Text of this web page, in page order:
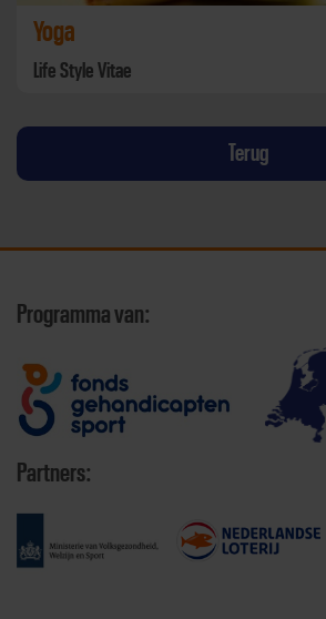
Yoga
Life Style Vitae
Terug
Programma van:
Partners: